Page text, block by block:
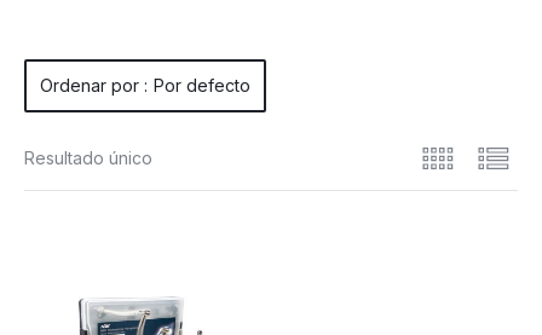
Ordenar por : Por defecto
Resultado único